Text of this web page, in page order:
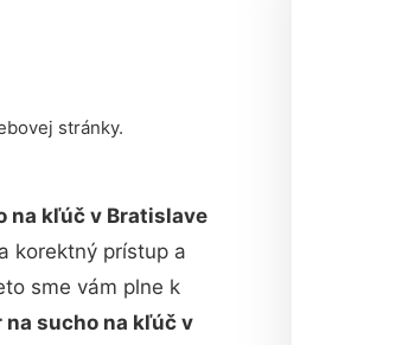
stránky.
na kľúč v Bratislave
korektný prístup a
sme vám plne k
na sucho na kľúč v